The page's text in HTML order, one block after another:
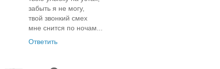
забыть я не могу,
твой звонкий смех
мне снится по ночам...
Ответить